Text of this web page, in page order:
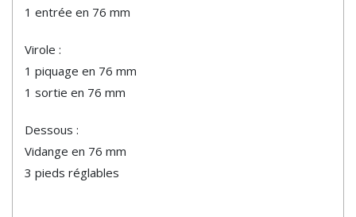
1 entrée en 76 mm
Virole :
1 piquage en 76 mm
1 sortie en 76 mm
Dessous :
Vidange en 76 mm
3 pieds réglables